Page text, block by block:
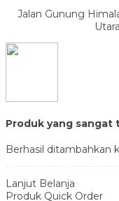
Jalan Gunung
Produk yang sangat
Berhasil ditambahkan
Lanjut Belanja
Produk Quick Order